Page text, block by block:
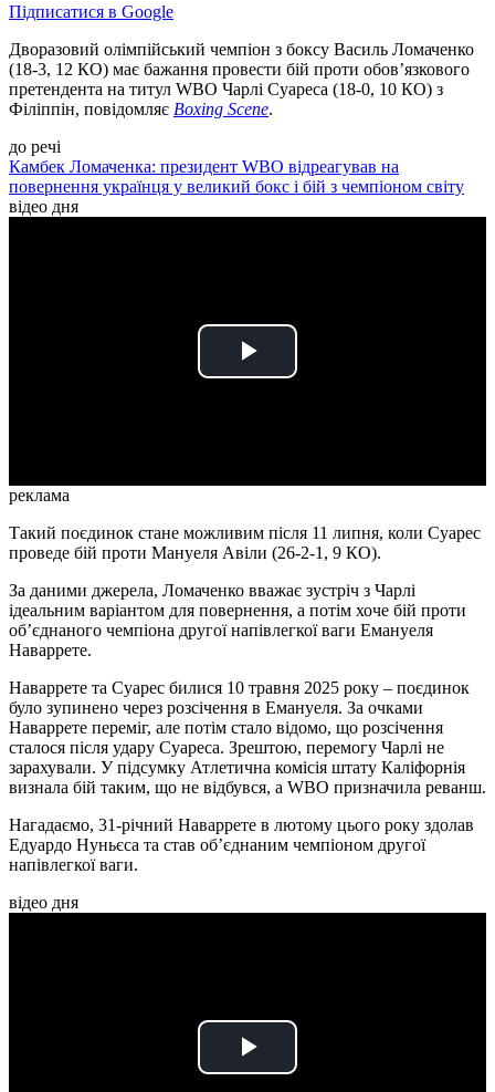
Підписатися в Google
Дворазовий олімпійський чемпіон з боксу Василь Ломаченко
(18-3, 12 КО) має бажання провести бій проти обов’язкового
претендента на титул WBO Чарлі Суареса (18-0, 10 КО) з
Філіппін, повідомляє Boxing Scene.
до речі
Камбек Ломаченка: президент WBO відреагував на
повернення українця у великий бокс і бій з чемпіоном світу
відео дня
Play
реклама
Такий поєдинок стане можливим після 11 липня, коли Суарес
проведе бій проти Мануеля Авіли (26-2-1, 9 КО).
За даними джерела, Ломаченко вважає зустріч з Чарлі
ідеальним варіантом для повернення, а потім хоче бій проти
об’єднаного чемпіона другої напівлегкої ваги Емануеля
Наваррете.
Наваррете та Суарес билися 10 травня 2025 року – поєдинок
було зупинено через розсічення в Емануеля. За очками
Наваррете переміг, але потім стало відомо, що розсічення
сталося після удару Суареса. Зрештою, перемогу Чарлі не
зарахували. У підсумку Атлетична комісія штату Каліфорнія
визнала бій таким, що не відбувся, а WBO призначила реванш.
Нагадаємо, 31-річний Наваррете в лютому цього року здолав
Едуардо Нуньєса та став об’єднаним чемпіоном другої
напівлегкої ваги.
відео дня
Play